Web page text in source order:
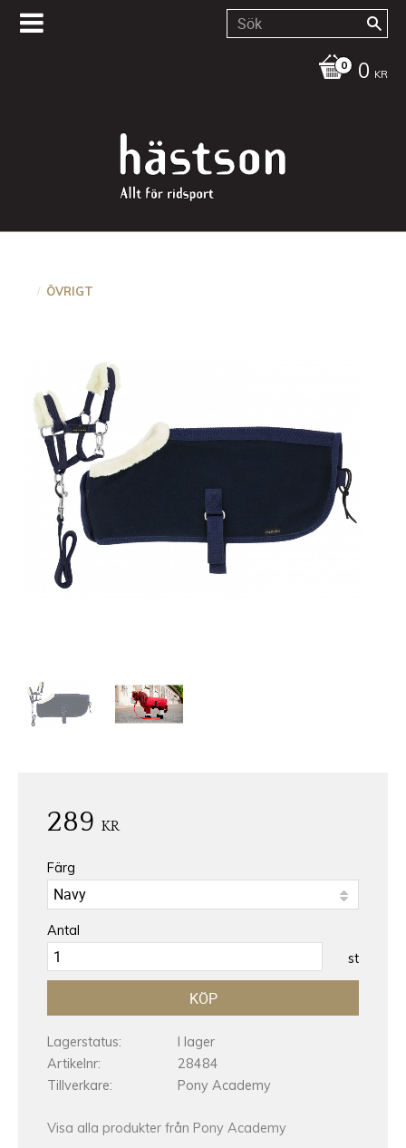
0 KR
ÖVRIGT
289 KR
Färg
Antal
st
KÖP
Lagerstatus
I lager
Artikelnr
28484
Tillverkare
Pony Academy
Visa alla produkter från Pony Academy